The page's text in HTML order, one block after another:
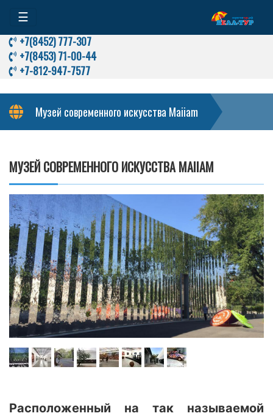
☰
+7(8452) 777-307
+7(8453) 71-00-44
+7-812-947-7577
Музей современного искусства Maiiam
МУЗЕЙ СОВРЕМЕННОГО ИСКУССТВА MAIIAM
Расположенный на так называемой